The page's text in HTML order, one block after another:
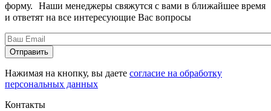
форму. Наши менеджеры свяжутся с вами в ближайшее время
и ответят на все интересующие Вас вопросы
Нажимая на кнопку, вы даете согласие на обработку
персональных данных
Контакты